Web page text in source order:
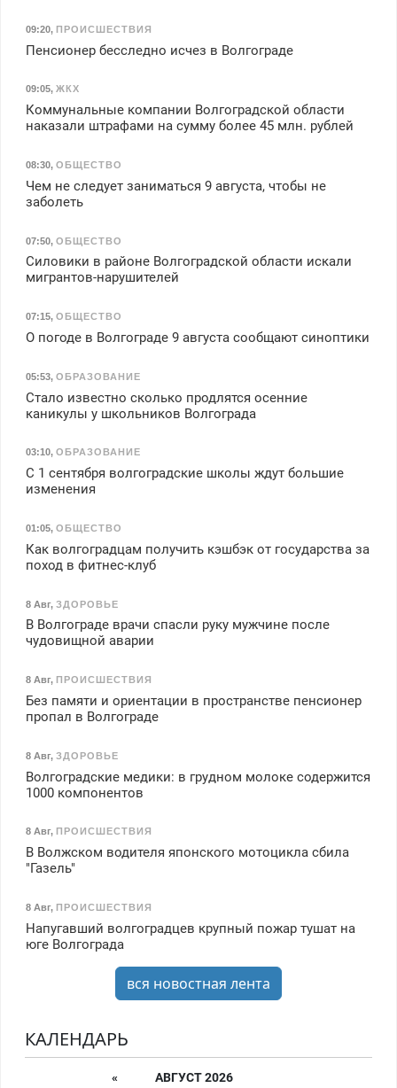
09:20, ПРОИСШЕСТВИЯ
Пенсионер бесследно исчез в Волгограде
09:05, ЖКХ
Коммунальные компании Волгоградской области
наказали штрафами на сумму более 45 млн. рублей
08:30, ОБЩЕСТВО
Чем не следует заниматься 9 августа, чтобы не
заболеть
07:50, ОБЩЕСТВО
Силовики в районе Волгоградской области искали
мигрантов-нарушителей
07:15, ОБЩЕСТВО
О погоде в Волгограде 9 августа сообщают синоптики
05:53, ОБРАЗОВАНИЕ
Стало известно сколько продлятся осенние
каникулы у школьников Волгограда
03:10, ОБРАЗОВАНИЕ
С 1 сентября волгоградские школы ждут большие
изменения
01:05, ОБЩЕСТВО
Как волгоградцам получить кэшбэк от государства за
поход в фитнес-клуб
8 Авг, ЗДОРОВЬЕ
В Волгограде врачи спасли руку мужчине после
чудовищной аварии
8 Авг, ПРОИСШЕСТВИЯ
Без памяти и ориентации в пространстве пенсионер
пропал в Волгограде
8 Авг, ЗДОРОВЬЕ
Волгоградские медики: в грудном молоке содержится
1000 компонентов
8 Авг, ПРОИСШЕСТВИЯ
В Волжском водителя японского мотоцикла сбила
"Газель"
8 Авг, ПРОИСШЕСТВИЯ
Напугавший волгоградцев крупный пожар тушат на
юге Волгограда
вся новостная лента
КАЛЕНДАРЬ
« АВГУСТ 2026